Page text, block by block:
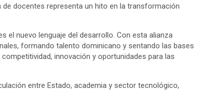
docentes representa un hito en la transformación
el nuevo lenguaje del desarrollo. Con esta alianza
formando talento dominicano y sentando las bases
innovación y oportunidades para las
entre Estado, academia y sector tecnológico,